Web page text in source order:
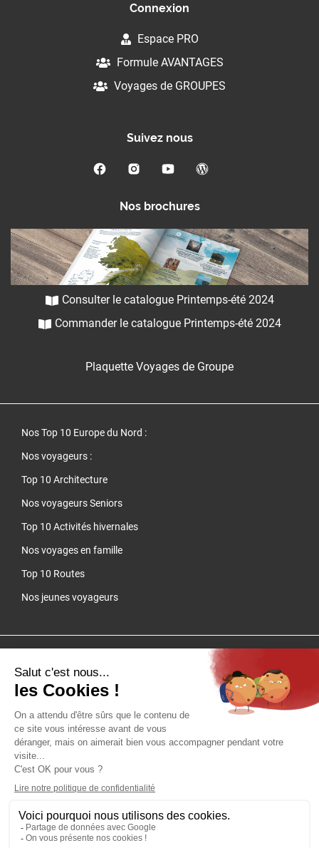
Connexion
Espace PRO
Formule AVANTAGES
Voyages de GROUPES
Suivez nous
Nos brochures
Consulter le catalogue Printemps-été 2024
Commander le catalogue Printemps-été 2024
Plaquette Voyages de Groupe
Nos Top 10 Europe du Nord :
Nos voyageurs :
Top 10 Architecture
Nos voyageurs Seniors
Top 10 Activités hivernales
Nos voyages en famille
Top 10 Routes
Nos jeunes voyageurs
Cliquez-ici pour modifier vos préférences en matière de cookies
QUARTIER LIBRE - SAS au capital de 100 000 € - RCS Lyon B 384
149 993 - Licence d'agence de voyages IM 069.15.0007Adhérent